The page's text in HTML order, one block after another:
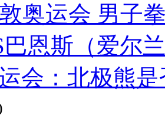
奥运会 男子
恩斯（爱尔
会：北极熊